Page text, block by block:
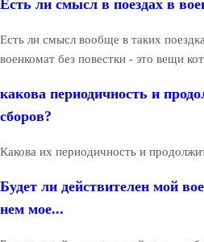
Есть ли смысл в поездах в
Есть ли смысл вообще в таких
военкомат без повестки - это вещи
какова периодичность и
сборов?
Какова их периодичность и
Будет ли действителен мой
нем мое...